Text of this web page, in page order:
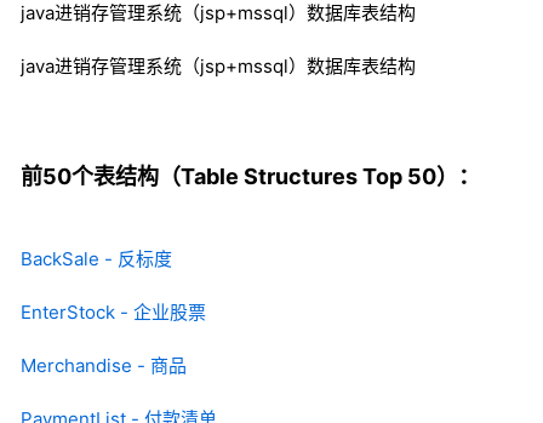
java进销存管理系统（jsp+mssql）数据库表结构
java进销存管理系统（jsp+mssql）数据库表结构
前50个表结构（Table Structures Top 50）：
BackSale - 反标度
EnterStock - 企业股票
Merchandise - 商品